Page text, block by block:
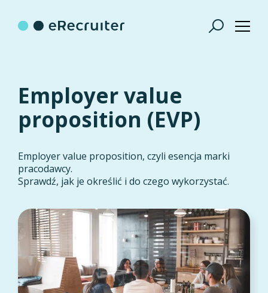
Employer value
proposition (EVP)
Employer value proposition, czyli esencja marki
pracodawcy.
Sprawdź, jak je określić i do czego wykorzystać.